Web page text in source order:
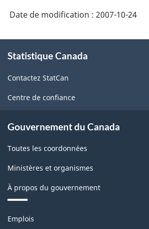
Date de modification : 2007-10-24
propos
ce
site
Statistique Canada
Contactez StatCan
Centre de confiance
Gouvernement du Canada
Toutes les coordonnées
Ministères et organismes
À propos du gouvernement
Thèmes
Emplois